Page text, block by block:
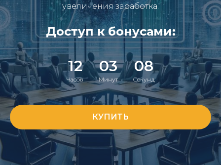
увеличения заработка.
Доступ к бонусами:
12
Часов
03
Минут
07
Секунд
КУПИТЬ